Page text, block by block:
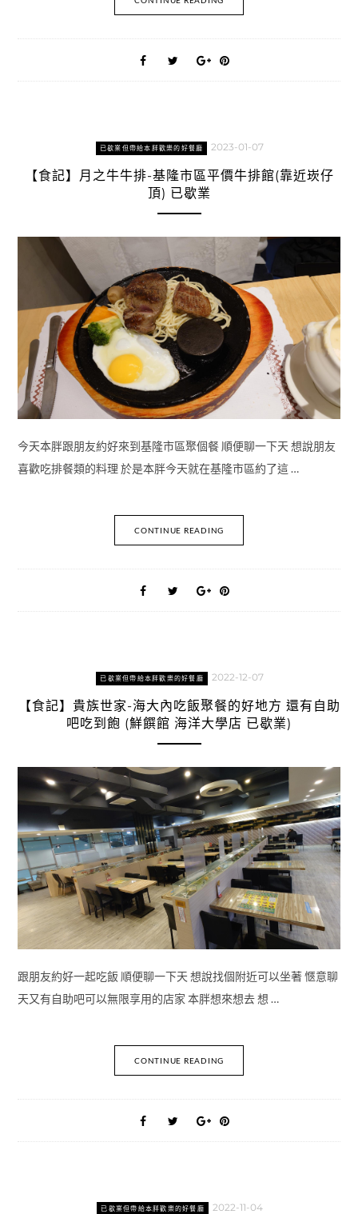
已歇業但帶給本胖歡樂的好餐廳 2023-01-07
【食記】月之牛牛排-基隆市區平價牛排館(靠近崁仔
頂) 已歇業
今天本胖跟朋友約好來到基隆市區聚個餐 順便聊一下天 想說朋友
喜歡吃排餐類的料理 於是本胖今天就在基隆市區約了這 …
CONTINUE READING
已歇業但帶給本胖歡樂的好餐廳 2022-12-07
【食記】貴族世家-海大內吃飯聚餐的好地方 還有自助
吧吃到飽 (鮮饌館 海洋大學店 已歇業)
跟朋友約好一起吃飯 順便聊一下天 想說找個附近可以坐著 愜意聊
天又有自助吧可以無限享用的店家 本胖想來想去 想 …
CONTINUE READING
已歇業但帶給本胖歡樂的好餐廳 2022-11-04